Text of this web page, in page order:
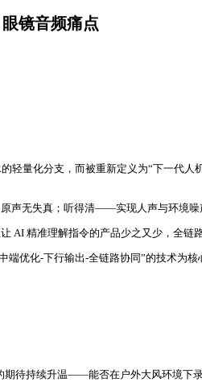
镜音频痛点
轻量化分支，而被重新定义为“下一代
无失真；听得清——实现人声与环境噪
AI 精准理解指令的产品少之又少，全链
优化-下行输出-全链路协同”的技术为
待持续升温——能否在户外大风环境